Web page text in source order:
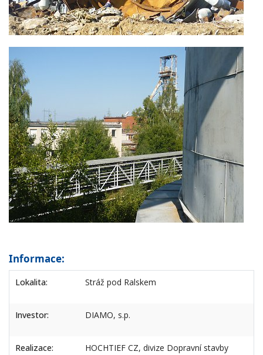
Informace:
Lokalita: Stráž pod Ralskem
Investor: DIAMO, s.p.
Realizace: HOCHTIEF CZ, divize Dopravní stavby